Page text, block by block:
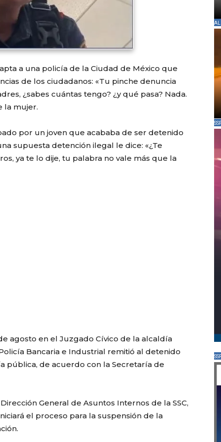
a una policía de la Ciudad de México que
de los ciudadanos: «Tu pinche denuncia
¿sabes cuántas tengo? ¿y qué pasa? Nada.
la mujer.
por un joven que acababa de ser detenido
supuesta detención ilegal le dice: «¿Te
ya te lo dije, tu palabra no vale más que la
agosto en el Juzgado Cívico de la alcaldía
Bancaria e Industrial remitió al detenido
pública, de acuerdo con la Secretaría de
General de Asuntos Internos de la SSC,
el proceso para la suspensión de la